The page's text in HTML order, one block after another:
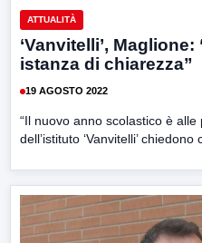
ATTUALITÀ
‘Vanvitelli’,
istanza di chiarezza”
19 AGOSTO 2022
“Il nuovo anno scolastico è
dell’istituto ‘Vanvitelli’